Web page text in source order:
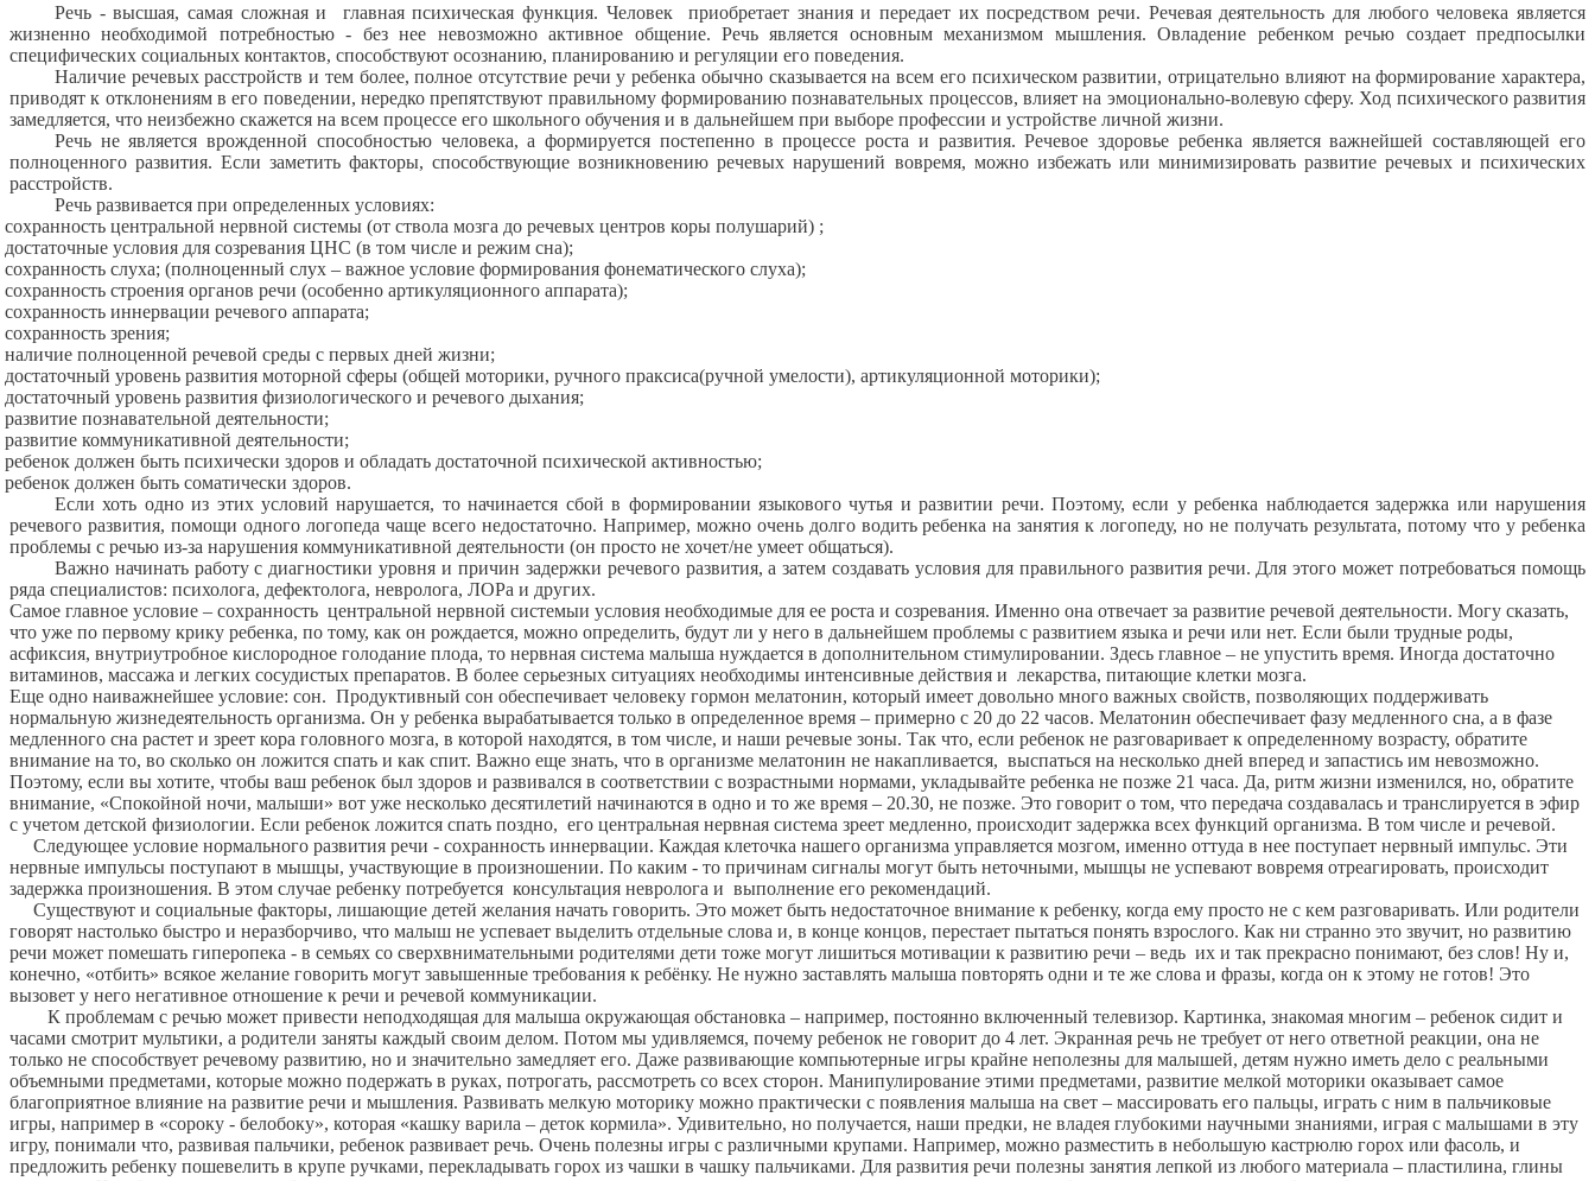
Речь - высшая, самая сложная и главная психическая функция. Человек приобретает знания и передает их посредством речи. Речевая деятельность для любого человека является
жизненно необходимой потребностью - без нее невозможно активное общение. Речь является основным механизмом мышления. Овладение ребенком речью создает предпосылки
специфических социальных контактов, способствуют осознанию, планированию и регуляции его поведения.
Наличие речевых расстройств и тем более, полное отсутствие речи у ребенка обычно сказывается на всем его психическом развитии, отрицательно влияют на формирование характера,
приводят к отклонениям в его поведении, нередко препятствуют правильному формированию познавательных процессов, влияет на эмоционально-волевую сферу. Ход психического развития
замедляется, что неизбежно скажется на всем процессе его школьного обучения и в дальнейшем при выборе профессии и устройстве личной жизни.
Речь не является врожденной способностью человека, а формируется постепенно в процессе роста и развития. Речевое здоровье ребенка является важнейшей составляющей его
полноценного развития. Если заметить факторы, способствующие возникновению речевых нарушений вовремя, можно избежать или минимизировать развитие речевых и психических
расстройств.
Речь развивается при определенных условиях:
сохранность центральной нервной системы (от ствола мозга до речевых центров коры полушарий) ;
достаточные условия для созревания ЦНС (в том числе и режим сна);
сохранность слуха; (полноценный слух – важное условие формирования фонематического слуха);
сохранность строения органов речи (особенно артикуляционного аппарата);
сохранность иннервации речевого аппарата;
сохранность зрения;
наличие полноценной речевой среды с первых дней жизни;
достаточный уровень развития моторной сферы (общей моторики, ручного праксиса(ручной умелости), артикуляционной моторики);
достаточный уровень развития физиологического и речевого дыхания;
развитие познавательной деятельности;
развитие коммуникативной деятельности;
ребенок должен быть психически здоров и обладать достаточной психической активностью;
ребенок должен быть соматически здоров.
Если хоть одно из этих условий нарушается, то начинается сбой в формировании языкового чутья и развитии речи. Поэтому, если у ребенка наблюдается задержка или нарушения
речевого развития, помощи одного логопеда чаще всего недостаточно. Например, можно очень долго водить ребенка на занятия к логопеду, но не получать результата, потому что у ребенка
проблемы с речью из-за нарушения коммуникативной деятельности (он просто не хочет/не умеет общаться).
Важно начинать работу с диагностики уровня и причин задержки речевого развития, а затем создавать условия для правильного развития речи. Для этого может потребоваться помощь
ряда специалистов: психолога, дефектолога, невролога, ЛОРа и других.
Самое главное условие – сохранность центральной нервной системыи условия необходимые для ее роста и созревания. Именно она отвечает за развитие речевой деятельности. Могу сказать,
что уже по первому крику ребенка, по тому, как он рождается, можно определить, будут ли у него в дальнейшем проблемы с развитием языка и речи или нет. Если были трудные роды,
асфиксия, внутриутробное кислородное голодание плода, то нервная система малыша нуждается в дополнительном стимулировании. Здесь главное – не упустить время. Иногда достаточно
витаминов, массажа и легких сосудистых препаратов. В более серьезных ситуациях необходимы интенсивные действия и лекарства, питающие клетки мозга.
Еще одно наиважнейшее условие: сон. Продуктивный сон обеспечивает человеку гормон мелатонин, который имеет довольно много важных свойств, позволяющих поддерживать
нормальную жизнедеятельность организма. Он у ребенка вырабатывается только в определенное время – примерно с 20 до 22 часов. Мелатонин обеспечивает фазу медленного сна, а в фазе
медленного сна растет и зреет кора головного мозга, в которой находятся, в том числе, и наши речевые зоны. Так что, если ребенок не разговаривает к определенному возрасту, обратите
внимание на то, во сколько он ложится спать и как спит. Важно еще знать, что в организме мелатонин не накапливается, выспаться на несколько дней вперед и запастись им невозможно.
Поэтому, если вы хотите, чтобы ваш ребенок был здоров и развивался в соответствии с возрастными нормами, укладывайте ребенка не позже 21 часа. Да, ритм жизни изменился, но, обратите
внимание, «Спокойной ночи, малыши» вот уже несколько десятилетий начинаются в одно и то же время – 20.30, не позже. Это говорит о том, что передача создавалась и транслируется в эфир
с учетом детской физиологии. Если ребенок ложится спать поздно, его центральная нервная система зреет медленно, происходит задержка всех функций организма. В том числе и речевой.
Следующее условие нормального развития речи - сохранность иннервации. Каждая клеточка нашего организма управляется мозгом, именно оттуда в нее поступает нервный импульс. Эти
нервные импульсы поступают в мышцы, участвующие в произношении. По каким - то причинам сигналы могут быть неточными, мышцы не успевают вовремя отреагировать, происходит
задержка произношения. В этом случае ребенку потребуется консультация невролога и выполнение его рекомендаций.
Существуют и социальные факторы, лишающие детей желания начать говорить. Это может быть недостаточное внимание к ребенку, когда ему просто не с кем разговаривать. Или родители
говорят настолько быстро и неразборчиво, что малыш не успевает выделить отдельные слова и, в конце концов, перестает пытаться понять взрослого. Как ни странно это звучит, но развитию
речи может помешать гиперопека - в семьях со сверхвнимательными родителями дети тоже могут лишиться мотивации к развитию речи – ведь их и так прекрасно понимают, без слов! Ну и,
конечно, «отбить» всякое желание говорить могут завышенные требования к ребёнку. Не нужно заставлять малыша повторять одни и те же слова и фразы, когда он к этому не готов! Это
вызовет у него негативное отношение к речи и речевой коммуникации.
К проблемам с речью может привести неподходящая для малыша окружающая обстановка – например, постоянно включенный телевизор. Картинка, знакомая многим – ребенок сидит и
часами смотрит мультики, а родители заняты каждый своим делом. Потом мы удивляемся, почему ребенок не говорит до 4 лет. Экранная речь не требует от него ответной реакции, она не
только не способствует речевому развитию, но и значительно замедляет его. Даже развивающие компьютерные игры крайне неполезны для малышей, детям нужно иметь дело с реальными
объемными предметами, которые можно подержать в руках, потрогать, рассмотреть со всех сторон. Манипулирование этими предметами, развитие мелкой моторики оказывает самое
благоприятное влияние на развитие речи и мышления. Развивать мелкую моторику можно практически с появления малыша на свет – массировать его пальцы, играть с ним в пальчиковые
игры, например в «сороку - белобоку», которая «кашку варила – деток кормила». Удивительно, но получается, наши предки, не владея глубокими научными знаниями, играя с малышами в эту
игру, понимали что, развивая пальчики, ребенок развивает речь. Очень полезны игры с различными крупами. Например, можно разместить в небольшую кастрюлю горох или фасоль, и
предложить ребенку пошевелить в крупе ручками, перекладывать горох из чашки в чашку пальчиками. Для развития речи полезны занятия лепкой из любого материала – пластилина, глины